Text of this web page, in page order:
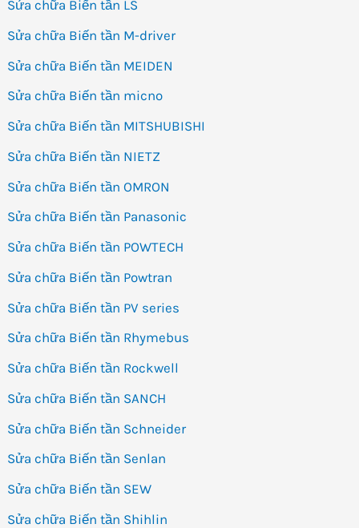
Sửa chữa Biến tần LS
Sửa chữa Biến tần M-driver
Sửa chữa Biến tần MEIDEN
Sửa chữa Biến tần micno
Sửa chữa Biến tần MITSHUBISHI
Sửa chữa Biến tần NIETZ
Sửa chữa Biến tần OMRON
Sửa chữa Biến tần Panasonic
Sửa chữa Biến tần POWTECH
Sửa chữa Biến tần Powtran
Sửa chữa Biến tần PV series
Sửa chữa Biến tần Rhymebus
Sửa chữa Biến tần Rockwell
Sửa chữa Biến tần SANCH
Sửa chữa Biến tần Schneider
Sửa chữa Biến tần Senlan
Sửa chữa Biến tần SEW
Sửa chữa Biến tần Shihlin